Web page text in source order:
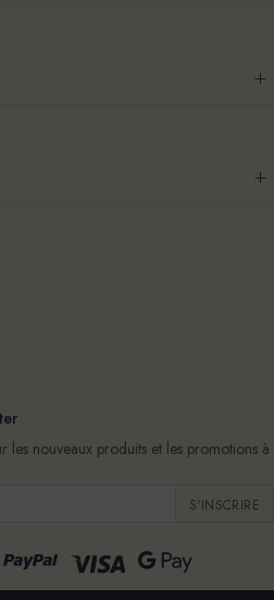
les nouveaux produits et les promotions à